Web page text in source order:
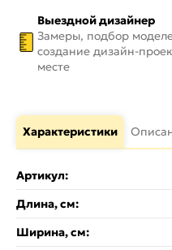
Выездной дизайнер
Замеры, подбор
создание дизайн-
месте
Характеристики
Артикул:
Длина, см:
Ширина, см: